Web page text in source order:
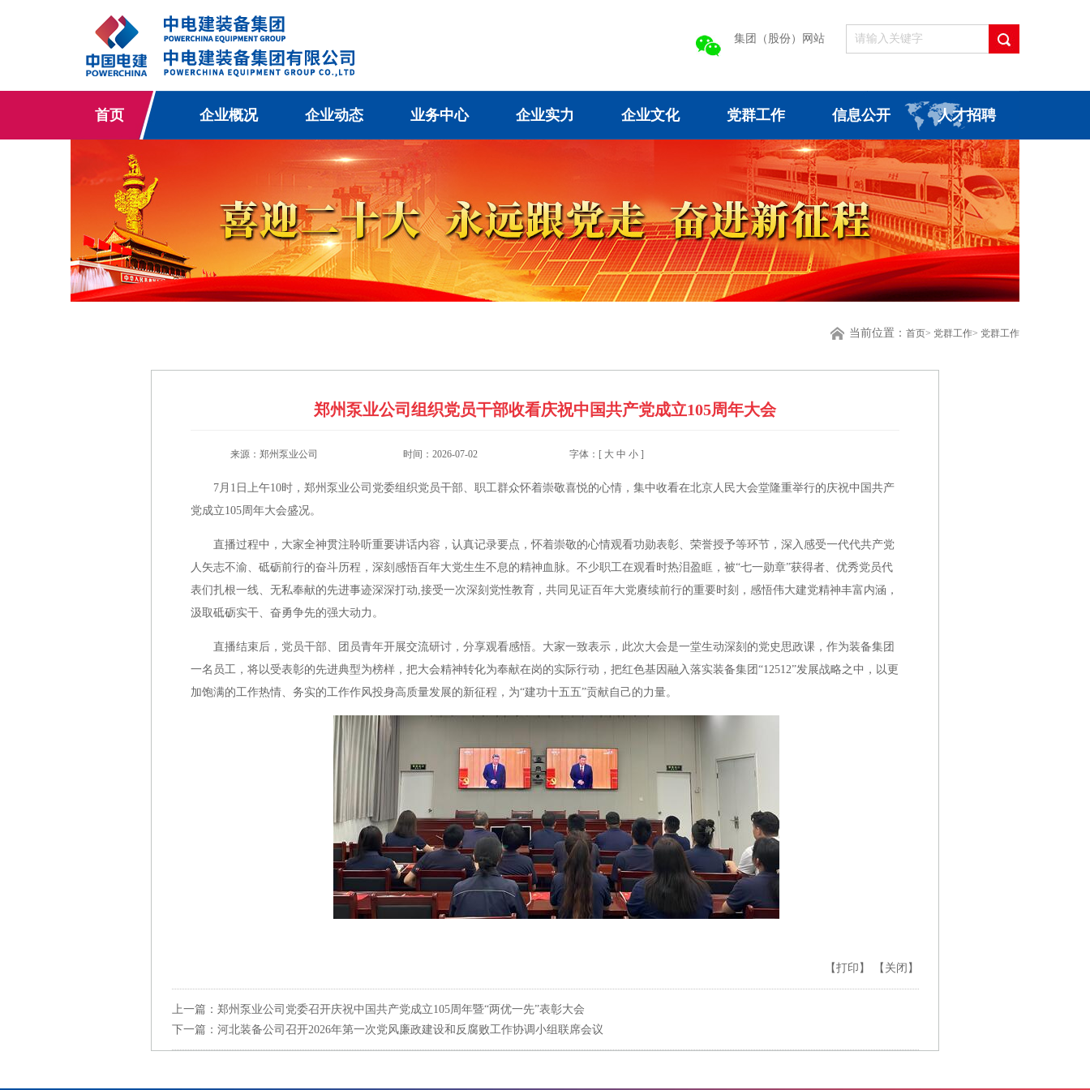
集团（股份）网站
首页 企业概况 企业动态 业务中心 企业实力 企业文化 党群工作 信息公开 人才招聘
当前位置： 首页> 党群工作> 党群工作
郑州泵业公司组织党员干部收看庆祝中国共产党成立105周年大会
来源：郑州泵业公司 时间：2026-07-02 字体：[ 大 中 小 ]
7月1日上午10时，郑州泵业公司党委组织党员干部、职工群众怀着崇敬喜悦的心情，集中收看在北京人民大会堂隆重举行的庆祝中国共产
党成立105周年大会盛况。
直播过程中，大家全神贯注聆听重要讲话内容，认真记录要点，怀着崇敬的心情观看功勋表彰、荣誉授予等环节，深入感受一代代共产党
人矢志不渝、砥砺前行的奋斗历程，深刻感悟百年大党生生不息的精神血脉。不少职工在观看时热泪盈眶，被“七一勋章”获得者、优秀党员代
表们扎根一线、无私奉献的先进事迹深深打动,接受一次深刻党性教育，共同见证百年大党赓续前行的重要时刻，感悟伟大建党精神丰富内涵，
汲取砥砺实干、奋勇争先的强大动力。
直播结束后，党员干部、团员青年开展交流研讨，分享观看感悟。大家一致表示，此次大会是一堂生动深刻的党史思政课，作为装备集团
一名员工，将以受表彰的先进典型为榜样，把大会精神转化为奉献在岗的实际行动，把红色基因融入落实装备集团“12512”发展战略之中，以更
加饱满的工作热情、务实的工作作风投身高质量发展的新征程，为“建功十五五”贡献自己的力量。
【打印】 【关闭】
上一篇： 郑州泵业公司党委召开庆祝中国共产党成立105周年暨“两优一先”表彰大会
下一篇： 河北装备公司召开2026年第一次党风廉政建设和反腐败工作协调小组联席会议